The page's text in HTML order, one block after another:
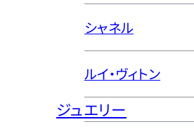
シャネル
ルイ・ヴィトン
ジュエリー